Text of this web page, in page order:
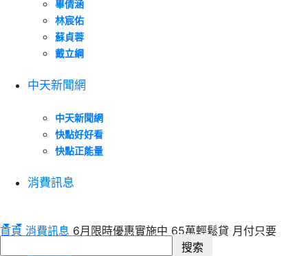
畢倩涵
林宸佑
蘇貞蓉
戴立綱
中天新聞網
中天新聞網
快點好好看
快點正能量
消費訊息
首頁 消費訊息 6月限時優惠實施中 65萬輕鬆貸 月付只要